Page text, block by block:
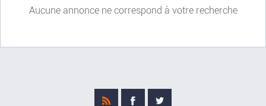
Aucune annonce ne correspond à votre recherche